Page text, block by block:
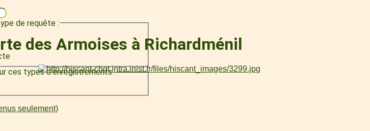
de requête :
ces types d'enregistrements :
seulement)
des Armoises à Richardménil